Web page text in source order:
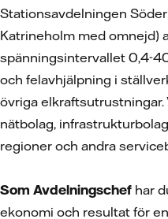
Stationsavdelningen
Katrineholm med omnejd)
spänningsintervallet 0,4-
och felavhjälpning i
övriga elkraftsutrustningar.
nätbolag,
regioner och andra
Som Avdelningschef har
ekonomi och resultat för